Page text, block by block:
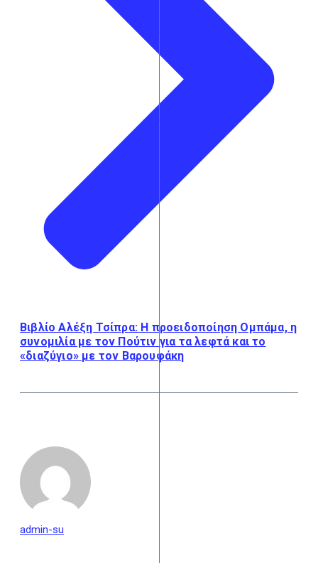
Βιβλίο Αλέξη Τσίπρα: Η προειδοποίηση Ομπάμα, η
συνομιλία με τον Πούτιν για τα λεφτά και το
«διαζύγιο» με τον Βαρουφάκη
admin-su